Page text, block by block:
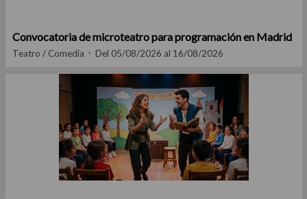
Convocatoria de microteatro para programación en Madrid
Teatro / Comedia Del 05/08/2026 al 16/08/2026